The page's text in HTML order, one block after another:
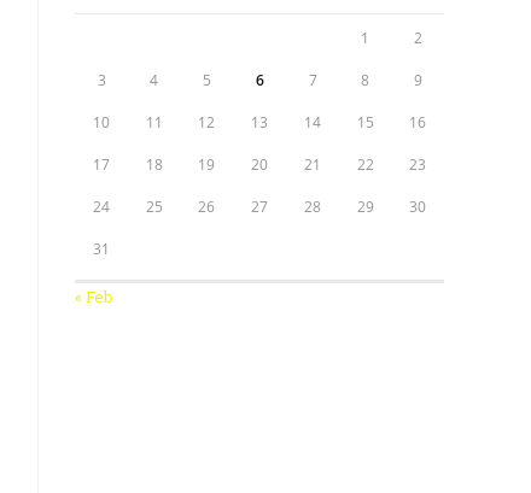
1 2
3 4 5 6 7 8 9
10 11 12 13 14 15 16
17 18 19 20 21 22 23
24 25 26 27 28 29 30
31
« Feb